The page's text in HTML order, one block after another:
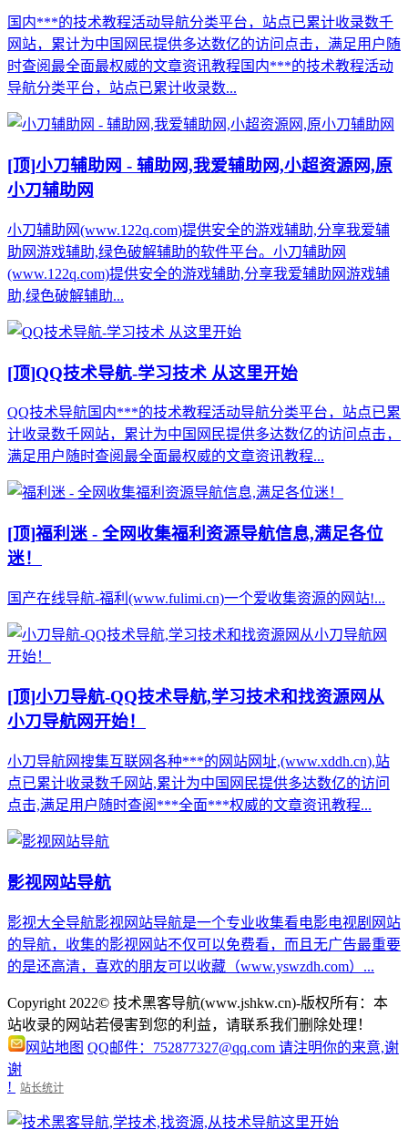
国内***的技术教程活动导航分类平台，站点已累计收录数千
网站，累计为中国网民提供多达数亿的访问点击，满足用户随
时查阅最全面最权威的文章资讯教程国内***的技术教程活动
导航分类平台，站点已累计收录数...
[顶]小刀辅助网 - 辅助网,我爱辅助网,小超资源网,原
小刀辅助网
小刀辅助网(www.122q.com)提供安全的游戏辅助,分享我爱辅
助网游戏辅助,绿色破解辅助的软件平台。小刀辅助网
(www.122q.com)提供安全的游戏辅助,分享我爱辅助网游戏辅
助,绿色破解辅助...
[顶]QQ技术导航-学习技术 从这里开始
QQ技术导航国内***的技术教程活动导航分类平台，站点已累
计收录数千网站，累计为中国网民提供多达数亿的访问点击，
满足用户随时查阅最全面最权威的文章资讯教程...
[顶]福利迷 - 全网收集福利资源导航信息,满足各位
迷！
国产在线导航-福利(www.fulimi.cn)一个爱收集资源的网站!...
[顶]小刀导航-QQ技术导航,学习技术和找资源网从
小刀导航网开始！
小刀导航网搜集互联网各种***的网站网址,(www.xddh.cn),站
点已累计收录数千网站,累计为中国网民提供多达数亿的访问
点击,满足用户随时查阅***全面***权威的文章资讯教程...
影视网站导航
影视大全导航影视网站导航是一个专业收集看电影电视剧网站
的导航，收集的影视网站不仅可以免费看，而且无广告最重要
的是还高清，喜欢的朋友可以收藏（www.yswzdh.com）...
Copyright 2022© 技术黑客导航(www.jshkw.cn)-版权所有：本
站收录的网站若侵害到您的利益，请联系我们删除处理！
网站地图 QQ邮件：752877327@qq.com 请注明你的来意,谢
谢
!
站长统计